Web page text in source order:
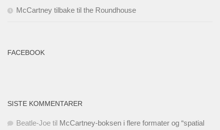
McCartney tilbake til the Roundhouse
FACEBOOK
SISTE KOMMENTARER
Beatle-Joe til McCartney-boksen i flere formater og “spatial